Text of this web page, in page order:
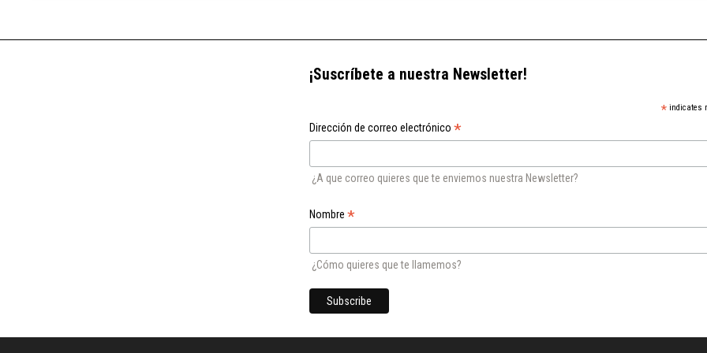
¡Suscríbete a nuestra Newsletter!
*indicates
Dirección de correo electrónico *
¿A que correo quieres que te enviemos nuestra Newsletter?
Nombre *
¿Cómo quieres que te llamemos?